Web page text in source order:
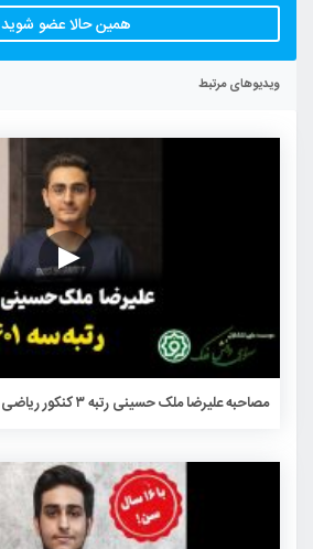
همین حالا عضو شوید
ویدیوهای مرتبط
مصاحبه علیرضا ملک حسینی رتبه ۳ کنکور ریاضی ۱۴۰۱ با ماز